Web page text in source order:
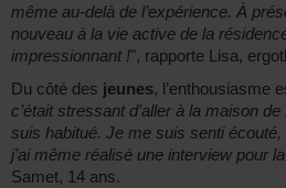
même au-delà de l’expérience. À
nouveau à la vie active de la
impressionnant !", rapporte Lisa,
Du côté des jeunes, l’enthousiasme
c’était stressant d’aller à la maison
suis habitué. Je me suis senti
j’ai même réalisé une interview pour
Samet, 14 ans.